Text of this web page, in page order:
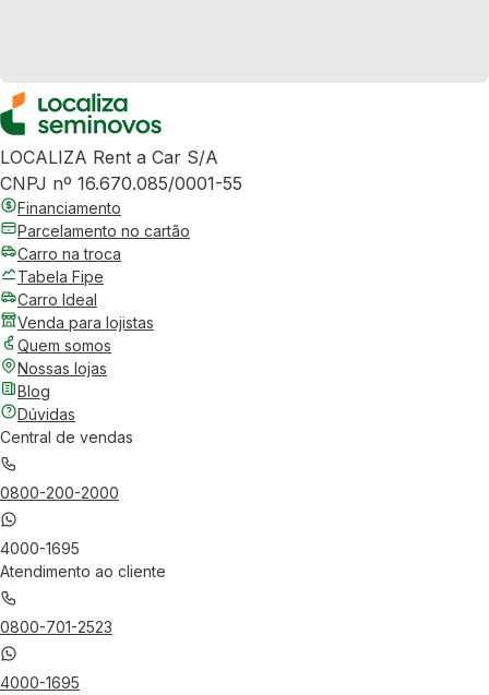
LOCALIZA Rent a Car S/A
CNPJ nº 16.670.085/0001-55
Financiamento
Parcelamento no cartão
Carro na troca
Tabela Fipe
Carro Ideal
Venda para lojistas
Quem somos
Nossas lojas
Blog
Dúvidas
Central de vendas
0800-200-2000
4000-1695
Atendimento ao cliente
0800-701-2523
4000-1695